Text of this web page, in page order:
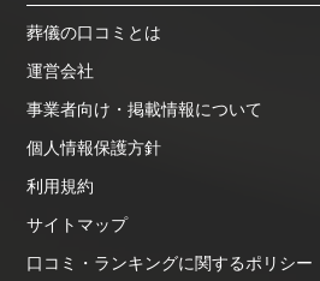
葬儀の口コミとは
運営会社
事業者向け・掲載情報について
個人情報保護方針
利用規約
サイトマップ
口コミ・ランキングに関するポリシー